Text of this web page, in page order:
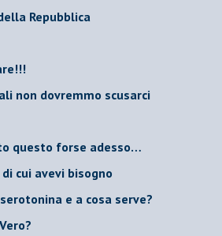
Repubblica
non dovremmo scusarci
questo forse adesso…
cui avevi bisogno
e a cosa serve?